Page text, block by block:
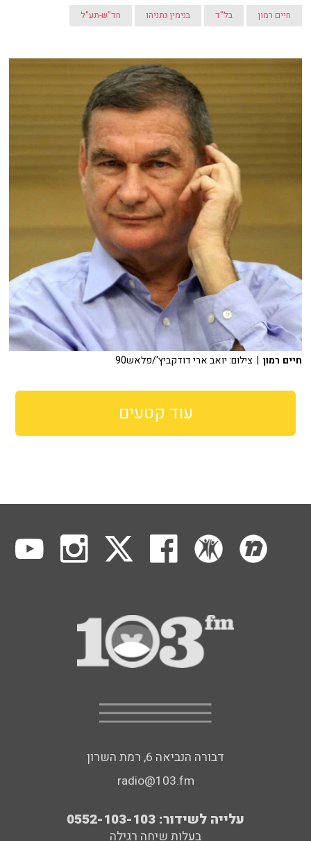
חיים רמון בל"ד בנימין נתניהו חד"ש-תע"ל
חיים רמון | צילום: יואב ארי דודקביץ'/פלאש90
עוד קטעים
דבורה הנביאה 6, רמת השרון
radio@103.fm
עלייה לשידור: 0552-103-103
בעלות שיחה רגילה